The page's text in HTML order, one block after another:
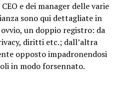
e dei manager delle varie
sono qui dettagliate in
un doppio registro: da
diritti etc.; dall’altra
opposto impadronendosi
in modo forsennato.